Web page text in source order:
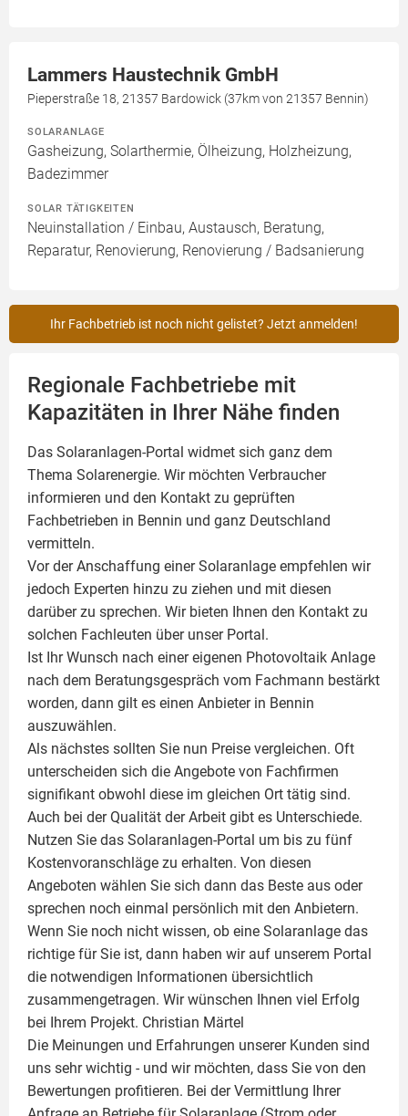
Lammers Haustechnik GmbH
Pieperstraße 18, 21357 Bardowick (37km von 21357 Bennin)
SOLARANLAGE
Gasheizung, Solarthermie, Ölheizung, Holzheizung,
Badezimmer
SOLAR TÄTIGKEITEN
Neuinstallation / Einbau, Austausch, Beratung,
Reparatur, Renovierung, Renovierung / Badsanierung
Ihr Fachbetrieb ist noch nicht gelistet? Jetzt anmelden!
Regionale Fachbetriebe mit
Kapazitäten in Ihrer Nähe finden
Das Solaranlagen-Portal widmet sich ganz dem
Thema Solarenergie. Wir möchten Verbraucher
informieren und den Kontakt zu geprüften
Fachbetrieben in Bennin und ganz Deutschland
vermitteln.
Vor der Anschaffung einer Solaranlage empfehlen wir
jedoch Experten hinzu zu ziehen und mit diesen
darüber zu sprechen. Wir bieten Ihnen den Kontakt zu
solchen Fachleuten über unser Portal.
Ist Ihr Wunsch nach einer eigenen Photovoltaik Anlage
nach dem Beratungsgespräch vom Fachmann bestärkt
worden, dann gilt es einen Anbieter in Bennin
auszuwählen.
Als nächstes sollten Sie nun Preise vergleichen. Oft
unterscheiden sich die Angebote von Fachfirmen
signifikant obwohl diese im gleichen Ort tätig sind.
Auch bei der Qualität der Arbeit gibt es Unterschiede.
Nutzen Sie das Solaranlagen-Portal um bis zu fünf
Kostenvoranschläge zu erhalten. Von diesen
Angeboten wählen Sie sich dann das Beste aus oder
sprechen noch einmal persönlich mit den Anbietern.
Wenn Sie noch nicht wissen, ob eine Solaranlage das
richtige für Sie ist, dann haben wir auf unserem Portal
die notwendigen Informationen übersichtlich
zusammengetragen. Wir wünschen Ihnen viel Erfolg
bei Ihrem Projekt. Christian Märtel
Die Meinungen und Erfahrungen unserer Kunden sind
uns sehr wichtig - und wir möchten, dass Sie von den
Bewertungen profitieren. Bei der Vermittlung Ihrer